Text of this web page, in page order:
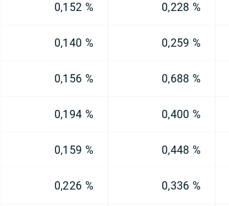
0,152 % 0,228 %
0,140 % 0,259 %
0,156 % 0,688 %
0,194 % 0,400 %
0,159 % 0,448 %
0,226 % 0,336 %